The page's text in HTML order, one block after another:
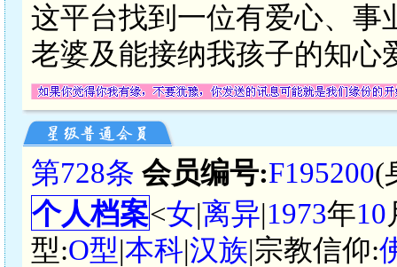
这平台找到一位有爱心、事
老婆及能接纳我孩子的知心
第728条 会员编号:F195200(
个人档案<女|离异|1973年10
型:O型|本科|汉族|宗教信仰: